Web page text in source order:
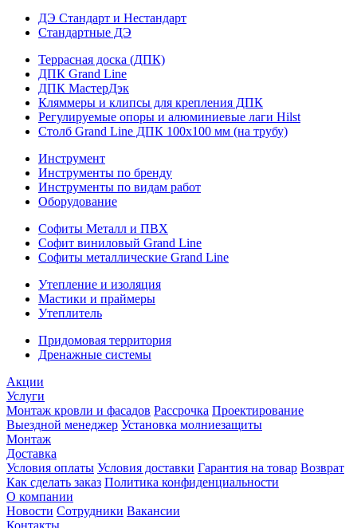
ДЭ Стандарт и Нестандарт
Стандартные ДЭ
Террасная доска (ДПК)
ДПК Grand Line
ДПК МастерДэк
Кляммеры и клипсы для крепления ДПК
Регулируемые опоры и алюминиевые лаги Hilst
Столб Grand Line ДПК 100х100 мм (на трубу)
Инструмент
Инструменты по бренду
Инструменты по видам работ
Оборудование
Софиты Металл и ПВХ
Софит виниловый Grand Line
Софиты металлические Grand Line
Утепление и изоляция
Мастики и праймеры
Утеплитель
Придомовая территория
Дренажные системы
Акции
Услуги
Монтаж кровли и фасадов Рассрочка Проектирование
Выездной менеджер Установка молниезащиты
Монтаж
Доставка
Условия оплаты Условия доставки Гарантия на товар Возврат
Как сделать заказ Политика конфиденциальности
О компании
Новости Сотрудники Вакансии
Контакты